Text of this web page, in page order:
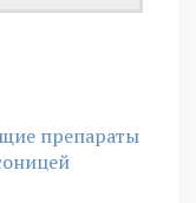
препараты